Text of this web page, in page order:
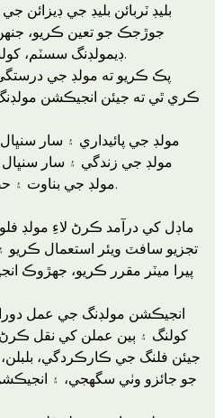
جوڙجڪ جو تعين ڪريو،
ڊيمولڊنگ سسٽم، کولنگ سسٽم وغيره شامل آهن.
پڪ ڪريو ته مولڊ جي
ڪري ٿي ته جيئن انجيڪشن
مولڊ جي پائيداري ۽ سار
مولڊ جي زندگي ۽ سار سنڀال
مولڊ جي بناوت ۽ حصن کي عقلي طور تي ٺاهيو.
تجزيو سافٽ ويئر استعمال
پيرا ميٽر مقرر ڪريو، جهڙوڪ
انجيڪشن مولڊنگ جي عمل
کولنگ ۽ ٻين عملن کي نقل ڪرڻ
جيئن فلنگ جي ڪارڪردگي،
جو جائزو وٺي سگهجي، ۽